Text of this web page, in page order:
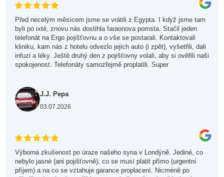
Před necelým měsícem jsme se vrátili z Egypta. I když jsme tam
byli po ixté, znovu nás dostihla faraonova pomsta. Stačil jeden
telefonát na Ergo pojišťovnu a o vše se postarali. Kontaktovali
kliniku, kam nás z hotelu odvezlo jejich auto (i zpět), vyšetřili, dali
infuzi a léky. Ještě druhý den z pojišťovny volali, aby si ověřili naši
spokojenost. Telefonáty samozřejmě proplatili. Super
J.J. Pepa
03.07.2026
Výborná zkušenost po úraze našeho syna v Londýně. Jediné, co
nebylo jasné (ani pojišťovně), co se musí platit přímo (urgentní
příjem) a na co se vztahuje garance proplacení. Nicméně po